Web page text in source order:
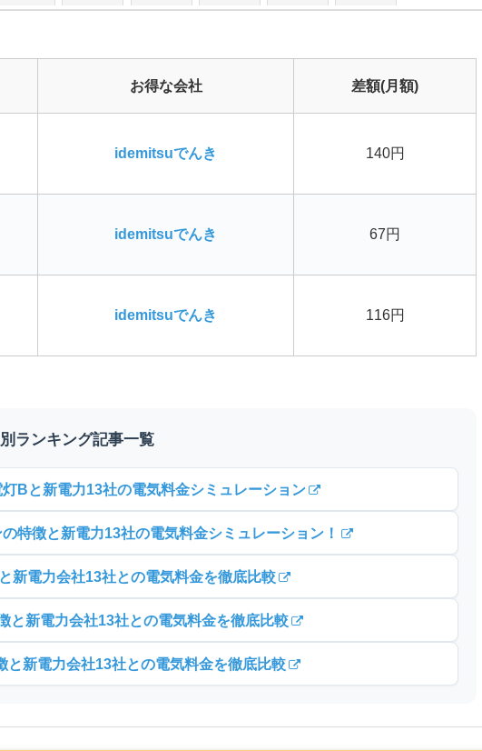
お得な会社 差額(月額)
idemitsuでんき 140円
idemitsuでんき 67円
idemitsuでんき 116円
ランキング記事一覧
Bと新電力13社の電気料金シミュレーション
特徴と新電力13社の電気料金シミュレーション！
新電力会社13社との電気料金を徹底比較
と新電力会社13社との電気料金を徹底比較
新電力会社13社との電気料金を徹底比較